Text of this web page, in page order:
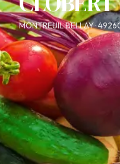
MONTREUIL BELLAY ·